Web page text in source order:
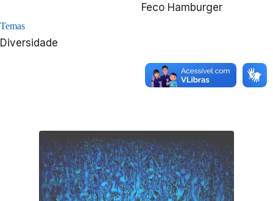
Temas
Diversidade
Feco Hamburger